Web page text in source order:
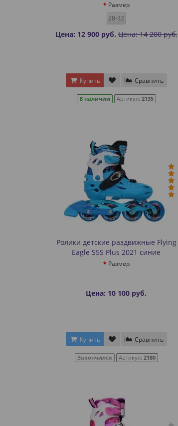
Размер
28-32
Цена: 12 900 руб. Цена: 14 200 руб.
Купить Сравнить
В наличии Артикул: 2135
Ролики детские раздвижные Flying
Eagle S5S Plus 2021 синие
Размер
Цена: 10 100 руб.
Купить Сравнить
Закончился Артикул: 2180